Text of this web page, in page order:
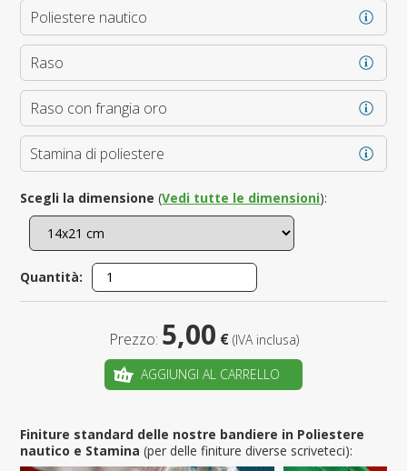
Poliestere nautico
Raso
Raso con frangia oro
Stamina di poliestere
Scegli la dimensione (Vedi tutte le dimensioni):
Quantità:
Prezzo: 5,00 € (IVA inclusa)
AGGIUNGI AL CARRELLO
Finiture standard delle nostre bandiere in Poliestere
nautico e Stamina(per delle finiture diverse scriveteci):